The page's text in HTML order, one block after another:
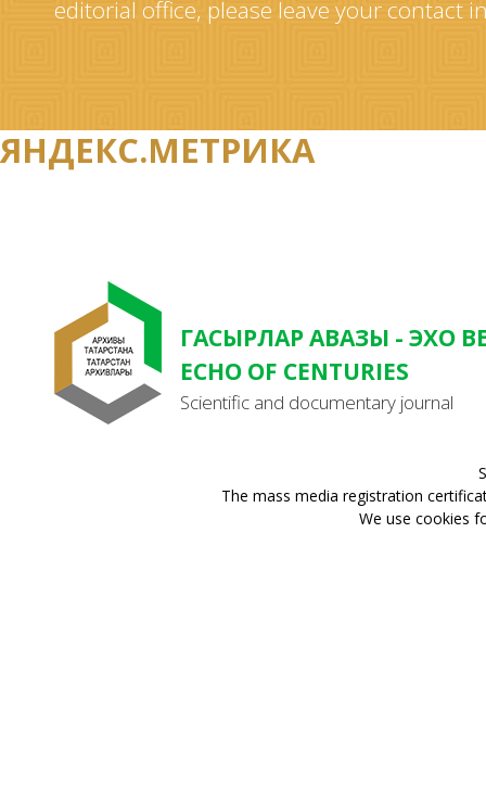
editorial office, please leave your contact
ЯНДЕКС.МЕТРИКА
ГАСЫРЛАР АВАЗЫ - ЭХО
ECHO OF CENTURIES
Scientific and documentary journal
The mass media registration
We use cookies